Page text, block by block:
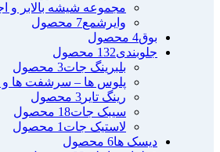
مجموعه شیشه بالابر و
وایرشمع7 محصول
بوق4 محصول
جلوبندی132 محصول
بلبرینگ جات3 محصول
پلوس ها – سرشفت ها و
رینگ تایر 3 محصول
سیبک جات18 محصول
لاستیک جات 1 محصول
دیسک ها6 محصول